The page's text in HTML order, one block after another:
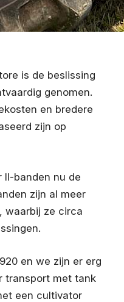
is de beslissing
genomen.
en bredere
zijn op
II-banden nu de
zijn al meer
waarbij ze circa
en we zijn er erg
transport met tank
een cultivator